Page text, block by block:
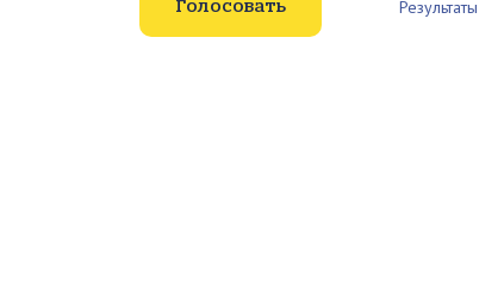
Результаты